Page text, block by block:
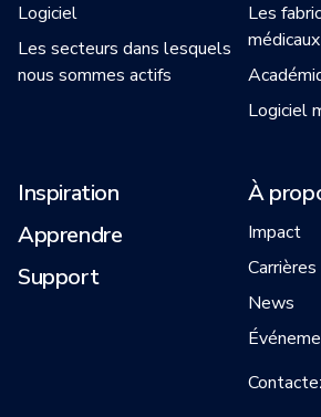
Logiciel
Les secteurs dans lesquels
nous sommes actifs
Les
médicaux
Logiciel
Inspiration
Apprendre
Support
À
Impact
Carrières
News